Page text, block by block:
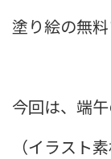
塗り絵の無料
今回は、端
（イラスト